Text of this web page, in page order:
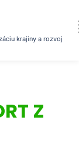
krajiny a rozvoj
Z